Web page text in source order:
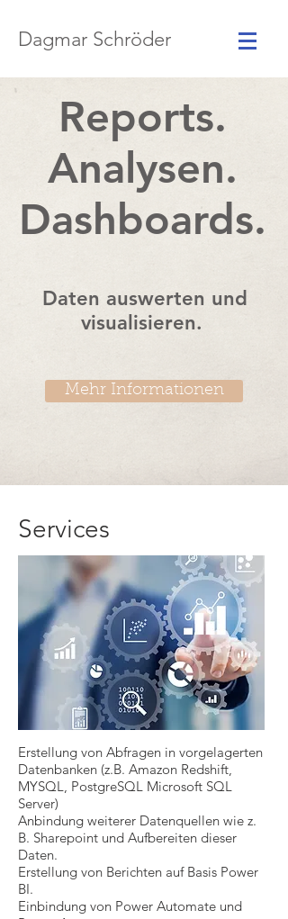
Dagmar Schröder
Reports.
Analysen.
Dashboards.
Daten auswerten und
visualisieren.
Mehr Informationen
Services
Erstellung von Abfragen in vorgelagerten
Datenbanken (z.B. Amazon Redshift,
MYSQL, PostgreSQL Microsoft SQL
Server)
Anbindung weiterer Datenquellen wie z.
B. Sharepoint und Aufbereiten dieser
Daten.
Erstellung von Berichten auf Basis Power
BI.
Einbindung von Power Automate und